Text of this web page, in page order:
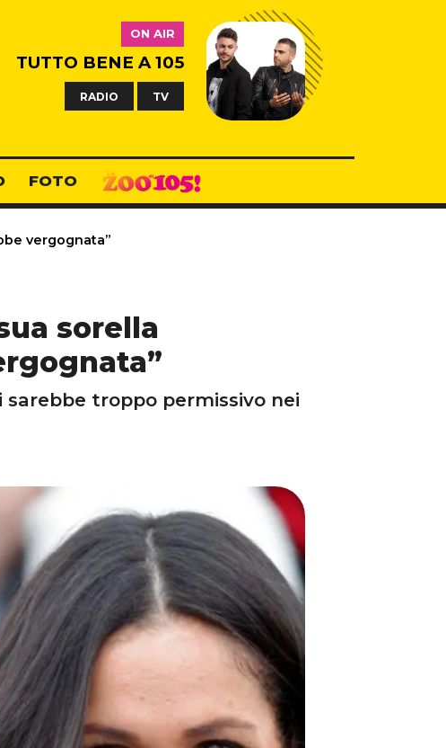
ON AIR
TUTTO BENE A 105
RADIO TV
FOTO
vergognata”
sorella
troppo permissivo nei